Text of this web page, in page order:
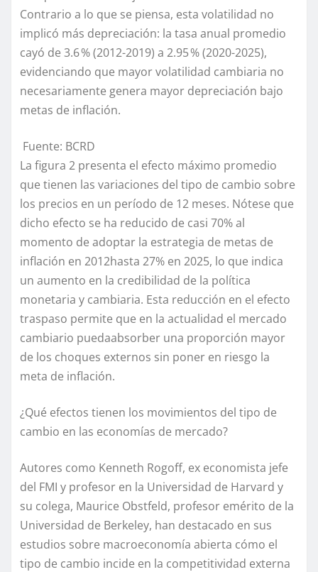
Contrario a lo que se piensa, esta volatilidad no
implicó más depreciación: la tasa anual promedio
cayó de 3.6 % (2012-2019) a 2.95 % (2020-2025),
evidenciando que mayor volatilidad cambiaria no
necesariamente genera mayor depreciación bajo
metas de inflación.
Fuente: BCRD
La figura 2 presenta el efecto máximo promedio
que tienen las variaciones del tipo de cambio sobre
los precios en un período de 12 meses. Nótese que
dicho efecto se ha reducido de casi 70%al
momento de adoptar la estrategia de metas de
inflación en 2012hasta 27% en 2025, lo que indica
un aumento en la credibilidad de la política
monetaria y cambiaria. Esta reducción en el efecto
traspaso permite que en la actualidad el mercado
cambiario puedaabsorber una proporción mayor
de los choques externos sin poner en riesgo la
meta de inflación.
¿Qué efectos tienen los movimientos del tipo de
cambio en las economías de mercado?
Autores como Kenneth Rogoff, ex economista jefe
del FMI y profesor en la Universidad de Harvard y
su colega, Maurice Obstfeld, profesor emérito de la
Universidad de Berkeley, han destacado en sus
estudios sobre macroeconomía abierta cómo el
tipo de cambio incide en la competitividad externa